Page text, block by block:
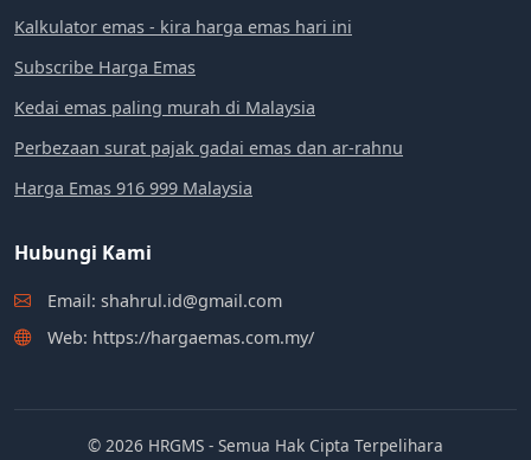
Kalkulator emas - kira harga emas hari ini
Subscribe Harga Emas
Kedai emas paling murah di Malaysia
Perbezaan surat pajak gadai emas dan ar-rahnu
Harga Emas 916 999 Malaysia
Hubungi Kami
Email: shahrul.id@gmail.com
Web: https://hargaemas.com.my/
© 2026 HRGMS - Semua Hak Cipta Terpelihara